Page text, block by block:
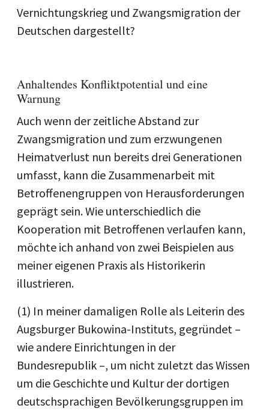
Vernichtungskrieg und Zwangsmigration der
Deutschen dargestellt?
Anhaltendes Konfliktpotential und eine
Warnung
Auch wenn der zeitliche Abstand zur
Zwangsmigration und zum erzwungenen
Heimatverlust nun bereits drei Generationen
umfasst, kann die Zusammenarbeit mit
Betroffenengruppen von Herausforderungen
geprägt sein. Wie unterschiedlich die
Kooperation mit Betroffenen verlaufen kann,
möchte ich anhand von zwei Beispielen aus
meiner eigenen Praxis als Historikerin
illustrieren.
(1) In meiner damaligen Rolle als Leiterin des
Augsburger Bukowina-Instituts, gegründet –
wie andere Einrichtungen in der
Bundesrepublik –, um nicht zuletzt das Wissen
um die Geschichte und Kultur der dortigen
deutschsprachigen Bevölkerungsgruppen im